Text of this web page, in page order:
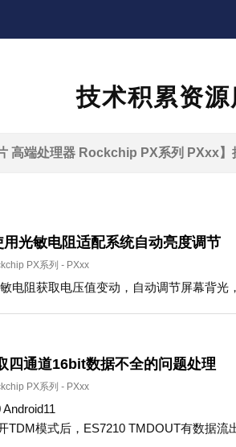
技术积累资源
光敏电阻适配系统自动亮度调节
PX系列 - PXxx
电阻获取电压值变动，自动调节屏幕背光
四通道16bit数据不全的问题处理
PX系列 - PXxx
TDM模式后，ES7210 TMDOUT有数据